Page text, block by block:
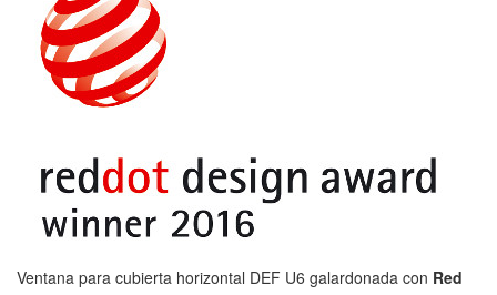
Ventana para cubierta horizontal DEF U6 galardonada con Red